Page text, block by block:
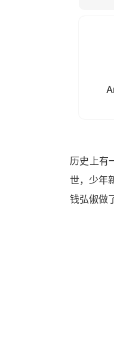
历史上有
世，少年
钱弘俶做